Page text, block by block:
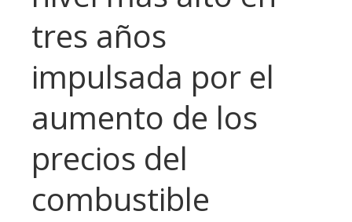
tres años
impulsada por el
aumento de los
precios del
combustible